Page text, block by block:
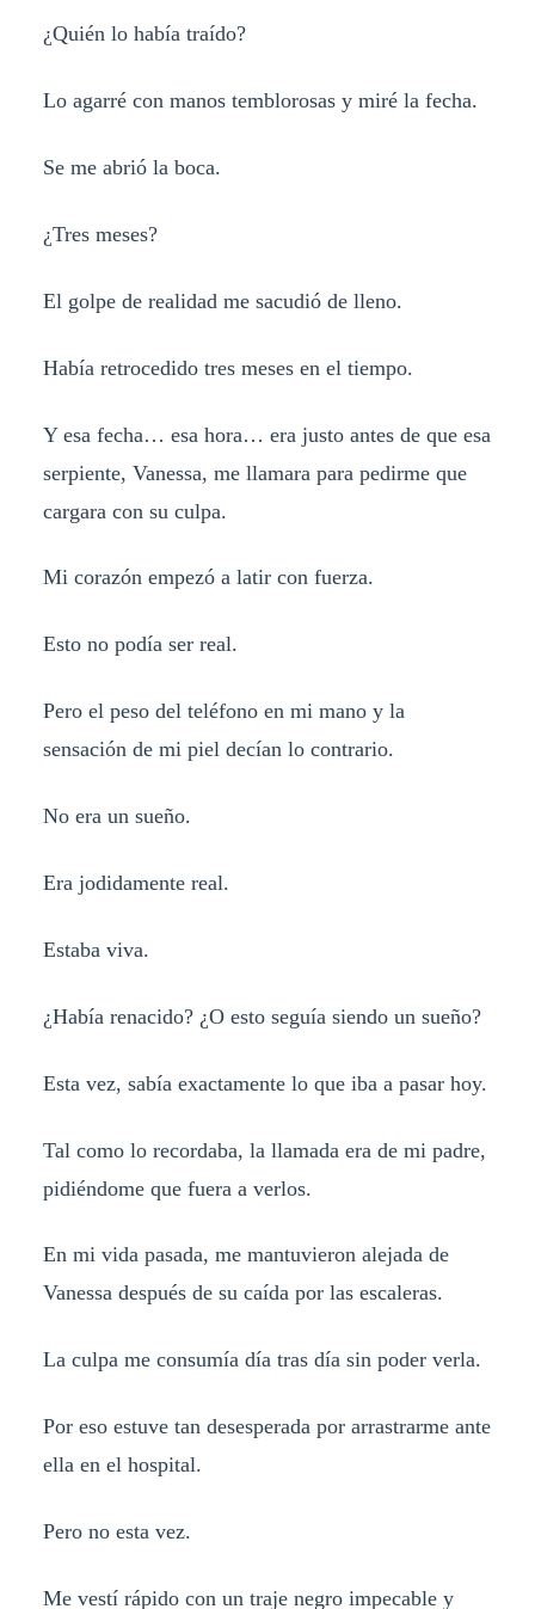
¿Quién lo había traído?
Lo agarré con manos temblorosas y miré la fecha.
Se me abrió la boca.
¿Tres meses?
El golpe de realidad me sacudió de lleno.
Había retrocedido tres meses en el tiempo.
Y esa fecha… esa hora… era justo antes de que esa
serpiente, Vanessa, me llamara para pedirme que
cargara con su culpa.
Mi corazón empezó a latir con fuerza.
Esto no podía ser real.
Pero el peso del teléfono en mi mano y la
sensación de mi piel decían lo contrario.
No era un sueño.
Era jodidamente real.
Estaba viva.
¿Había renacido? ¿O esto seguía siendo un sueño?
Esta vez, sabía exactamente lo que iba a pasar hoy.
Tal como lo recordaba, la llamada era de mi padre,
pidiéndome que fuera a verlos.
En mi vida pasada, me mantuvieron alejada de
Vanessa después de su caída por las escaleras.
La culpa me consumía día tras día sin poder verla.
Por eso estuve tan desesperada por arrastrarme ante
ella en el hospital.
Pero no esta vez.
Me vestí rápido con un traje negro impecable y